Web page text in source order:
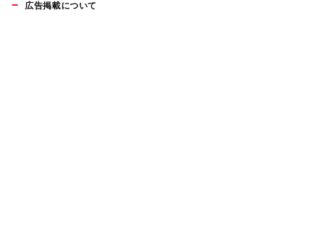
広告掲載について